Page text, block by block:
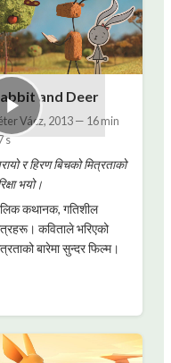
गर्नुहोस्
and Deer
Vácz, 2013— 16 min
s
र हिरण बिचको मित्रताको
भयो।
कथानक, गतिशील
कविताले भरिएको
बारेमा सुन्दर फिल्म।